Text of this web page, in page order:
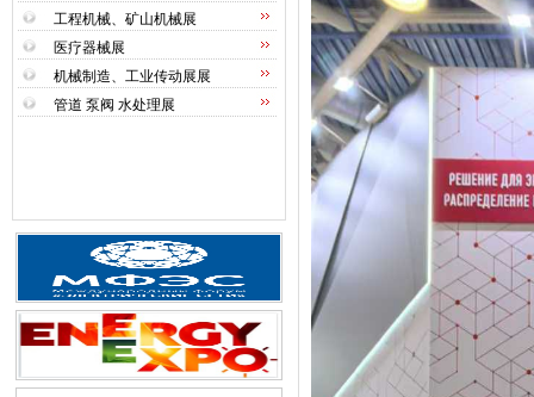
工程机械、矿山机械展
医疗器械展
机械制造、工业传动展展
管道 泵阀 水处理展